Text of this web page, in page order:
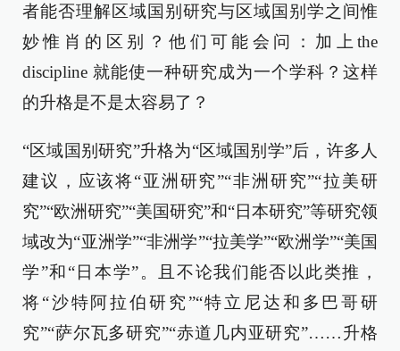
者能否理解区域国别研究与区域国别学之间惟
妙惟肖的区别？他们可能会问：加上the
discipline 就能使一种研究成为一个学科？这样
的升格是不是太容易了？
“区域国别研究”升格为“区域国别学”后，许多人
建议，应该将“亚洲研究”“非洲研究”“拉美研
究”“欧洲研究”“美国研究”和“日本研究”等研究领
域改为“亚洲学”“非洲学”“拉美学”“欧洲学”“美国
学”和“日本学”。且不论我们能否以此类推，
将“沙特阿拉伯研究”“特立尼达和多巴哥研
究”“萨尔瓦多研究”“赤道几内亚研究”……升格